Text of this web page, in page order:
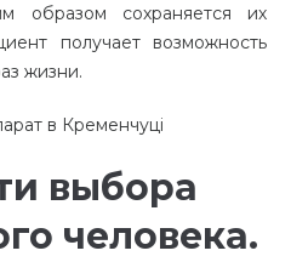
образом сохраняется их
получает возможность
жизни.
выбора
человека.